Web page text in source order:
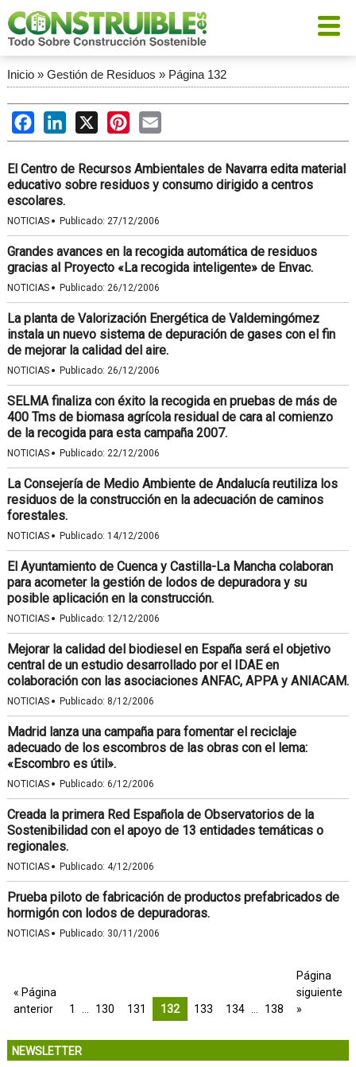
Inicio» Gestión de Residuos » Página 132
FacebookLinkedIn
X PinterestEmail
El Centro de Recursos Ambientales de Navarra edita material
educativo sobre residuos y consumo dirigido a centros
escolares.
NOTICIAS · Publicado: 27/12/2006
Grandes avances en la recogida automática de residuos
gracias al Proyecto «La recogida inteligente» de Envac.
NOTICIAS · Publicado: 26/12/2006
La planta de Valorización Energética de Valdemingómez
instala un nuevo sistema de depuración de gases con el fin
de mejorar la calidad del aire.
NOTICIAS · Publicado: 26/12/2006
SELMA finaliza con éxito la recogida en pruebas de más de
400 Tms de biomasa agrícola residual de cara al comienzo
de la recogida para esta campaña 2007.
NOTICIAS · Publicado: 22/12/2006
La Consejería de Medio Ambiente de Andalucía reutiliza los
residuos de la construcción en la adecuación de caminos
forestales.
NOTICIAS · Publicado: 14/12/2006
El Ayuntamiento de Cuenca y Castilla-La Mancha colaboran
para acometer la gestión de lodos de depuradora y su
posible aplicación en la construcción.
NOTICIAS · Publicado: 12/12/2006
Mejorar la calidad del biodiesel en España será el objetivo
central de un estudio desarrollado por el IDAE en
colaboración con las asociaciones ANFAC, APPA y ANIACAM.
NOTICIAS · Publicado: 8/12/2006
Madrid lanza una campaña para fomentar el reciclaje
adecuado de los escombros de las obras con el lema:
«Escombro es útil».
NOTICIAS · Publicado: 6/12/2006
Creada la primera Red Española de Observatorios de la
Sostenibilidad con el apoyo de 13 entidades temáticas o
regionales.
NOTICIAS · Publicado: 4/12/2006
Prueba piloto de fabricación de productos prefabricados de
hormigón con lodos de depuradoras.
NOTICIAS · Publicado: 30/11/2006
« Página
anterior
1 130 131 132 133 134 138
Página
siguiente
»
NEWSLETTER